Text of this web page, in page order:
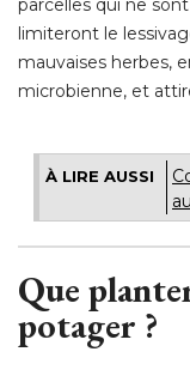
parcelles qui ne
limiteront le
mauvaises herbes,
microbienne, et
À LIRE AUSSI
Que
potager ?